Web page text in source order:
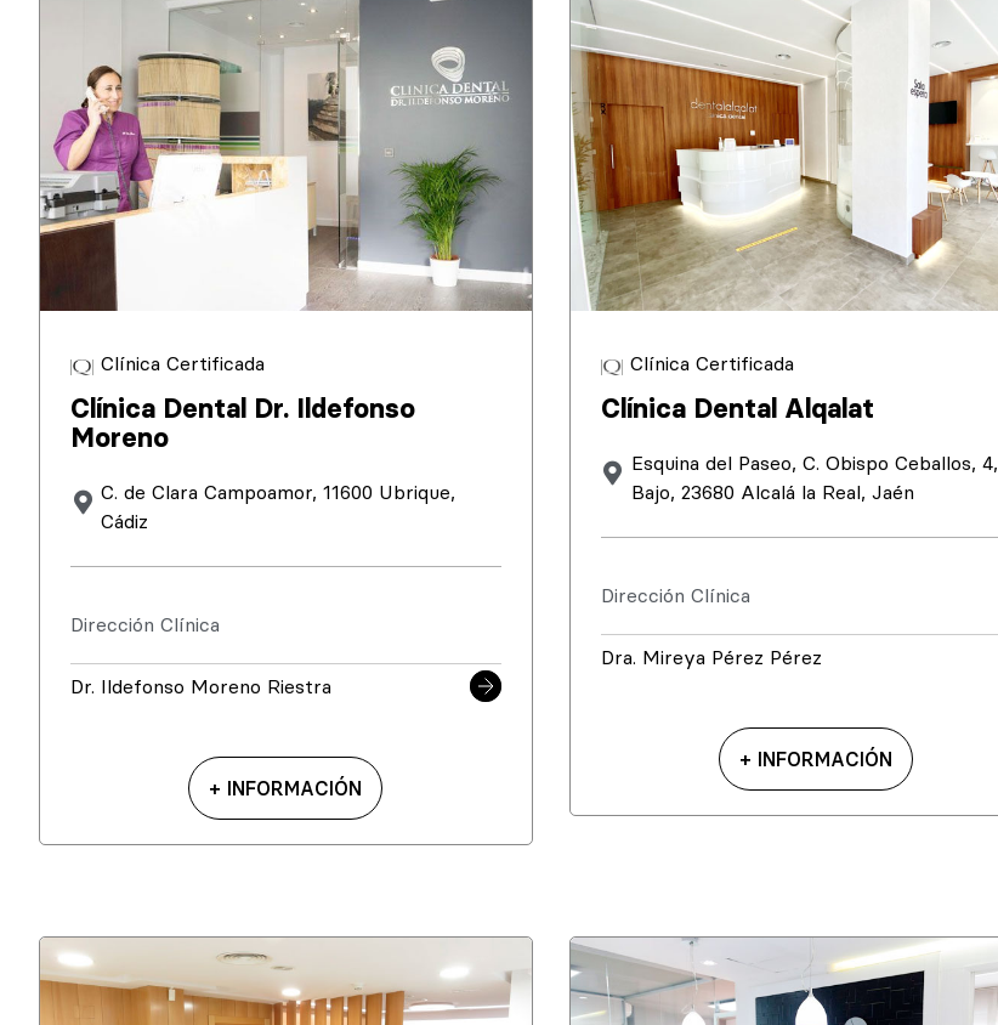
Clínica Certificada
Clínica Dental Dr. Ildefonso
Moreno
C. de Clara Campoamor, 11600 Ubrique,
Cádiz
Dirección Clínica
Dr. Ildefonso Moreno Riestra
+ INFORMACIÓN
Clínica Certificada
Clínica Dental Alqalat
Esquina del Paseo, C. Obispo Ceballos, 4,
Bajo, 23680 Alcalá la Real, Jaén
Dirección Clínica
Dra. Mireya Pérez Pérez
+ INFORMACIÓN